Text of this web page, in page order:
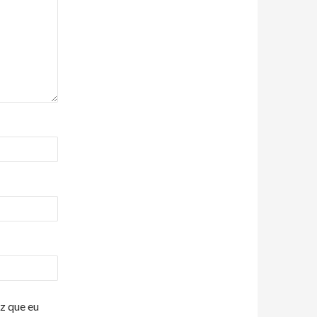
que eu